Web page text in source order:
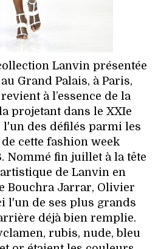
CRÉATEURS
DES MARQUES
DÉCO
& LOISIRS
Lanvin présentée
Grand Palais, à Paris,
à l’essence de la
projetant dans le XXIe
l'un des défilés parmi les
cette fashion week
Nommé fin juillet à la tête
de Lanvin en
Bouchra Jarrar, Olivier
l'un de ses plus grands
déjà bien remplie.
rubis, nude, bleu